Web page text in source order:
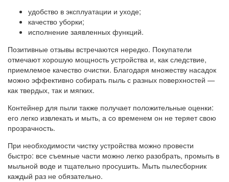
удобство в эксплуатации и уходе;
качество уборки;
исполнение заявленных функций.
Позитивные отзывы встречаются нередко. Покупатели
отмечают хорошую мощность устройства и, как следствие,
приемлемое качество очистки. Благодаря множеству насадок
можно эффективно собирать пыль с разных поверхностей —
как твердых, так и мягких.
Контейнер для пыли также получает положительные оценки:
его легко извлекать и мыть, а со временем он не теряет свою
прозрачность.
При необходимости чистку устройства можно провести
быстро: все съемные части можно легко разобрать, промыть в
мыльной воде и тщательно просушить. Мыть пылесборник
каждый раз не обязательно.